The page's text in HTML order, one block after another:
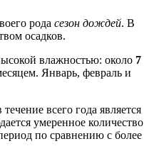
рода сезон дождей. В
осадков.
влажностью: около 7
Январь, февраль и
всего года является
умеренное количество
по сравнению с более